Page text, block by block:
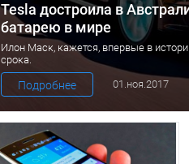
01.ноя.2017
Tesla достроила в
батарею в мире
Илон Маск, кажется, впервые в
срока.
Подробнее